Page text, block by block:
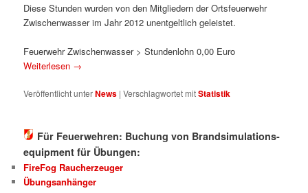
Diese Stunden wurden von den Mitgliedern der Ortsfeuerwehr
Zwischenwasser im Jahr 2012 unentgeltlich geleistet.
Feuerwehr Zwischenwasser > Stundenlohn 0,00 Euro
Weiterlesen →
Veröffentlicht unterNews |Verschlagwortet mitStatistik
Für Feuerwehren: Buchung von Brandsimulations-
equipment für Übungen:
FireFog Raucherzeuger
Übungsanhänger